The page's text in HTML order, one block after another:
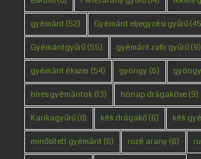
gyémánt (52) Gyémánt eljegyzési gyűrű
Gyémántgyűrű(55) gyémánt zafír gyűrű(9)
gyémánt ékszer(54) gyöngy (6)
híres gyémántok(13) hónap drágaköve(9)
Karikagyűrű(8) kék drágakő(6) kék
minősített gyémánt (6) rozé arany (6)